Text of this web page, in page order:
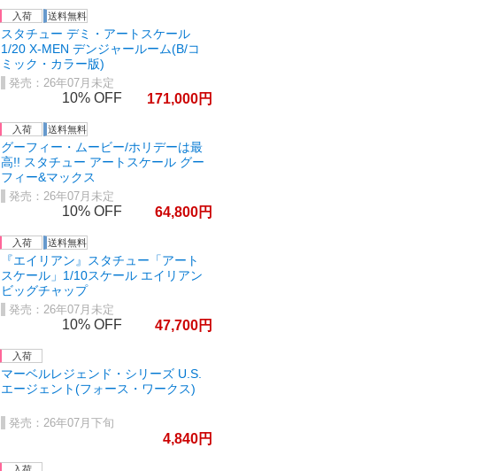
スタチュー デミ・アートスケール
1/20 X-MEN デンジャールーム(B/コ
ミック・カラー版)
26年07月未定
10% 171,000
グーフィー・ムービー/ホリデーは最
高!! スタチュー アートスケール グー
フィー&マックス
26年07月未定
10% 64,800
『エイリアン』スタチュー「アート
スケール」1/10スケール エイリアン
ビッグチャップ
26年07月未定
10% 47,700
マーベルレジェンド・シリーズ U.S.
エージェント(フォース・ワークス)
26年07月下旬
4,840